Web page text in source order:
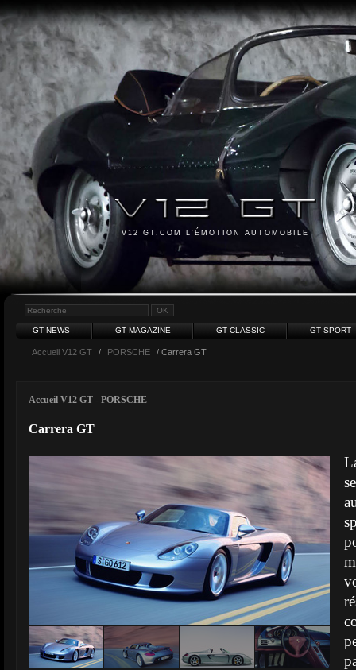
V12 GT.COM L'ÉMOTION AUTOMOBILE
GT NEWS GT MAGAZINE GT CLASSIC GT SPORT
Accueil V12 GT / PORSCHE / Carrera GT
Accueil V12 GT - PORSCHE
Carrera GT